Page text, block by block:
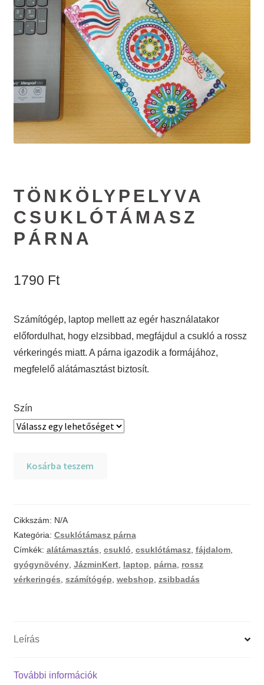
Elérhetőség
AJÁNLATKÉRÉS
TÖNKÖLYPELYVA
CSUKLÓTÁMASZ
PÁRNA
1790 Ft
Számítógép, laptop mellett az egér használatakor
előfordulhat, hogy elzsibbad, megfájdul a csukló a rossz
vérkeringés miatt. A párna igazodik a formájához,
megfelelő alátámasztást biztosít.
Szín
Tönkölypelyva
Kosárba teszem
Cikkszám: N/A
Kategória: Csuklótámasz párna
Címkék: alátámasztás csukló csuklótámasz, fájdalom,
gyógynövény, JázminKert, laptop párna, rossz
vérkeringés számítógép webshop zsibbadás
Leírás
További információk